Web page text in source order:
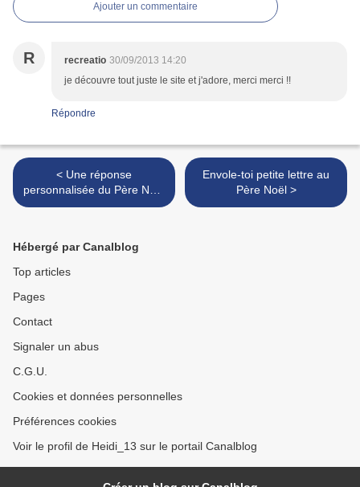
Ajouter un commentaire
R recreatio 30/09/2013 14:20
je découvre tout juste le site et j'adore, merci merci !!
Répondre
< Une réponse
personnalisée du Père Noël
(vidéo gratuite)
Envole-toi petite lettre au
Père Noël >
Hébergé par Canalblog
Top articles
Pages
Contact
Signaler un abus
C.G.U.
Cookies et données personnelles
Préférences cookies
Voir le profil de Heidi_13 sur le portail Canalblog